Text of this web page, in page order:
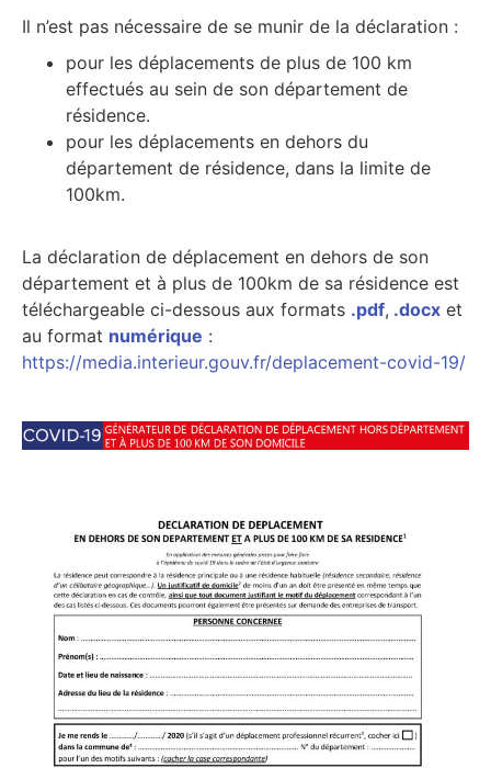
Il n’est pas nécessaire de se munir de la déclaration :
pour les déplacements de plus de 100 km
effectués au sein de son département de
résidence.
pour les déplacements en dehors du
département de résidence, dans la limite de
100km.
La déclaration de déplacement en dehors de son
département et à plus de 100km de sa résidence est
téléchargeable ci-dessous aux formats .pdf, .docx et
au format numérique :
https://media.interieur.gouv.fr/deplacement-covid-19/